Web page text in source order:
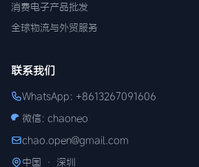
消费电子产品批发
全球物流与外贸服务
联系我们
WhatsApp: +8613267091606
微信: chaoneo
chao.open@gmail.com
中国 · 深圳